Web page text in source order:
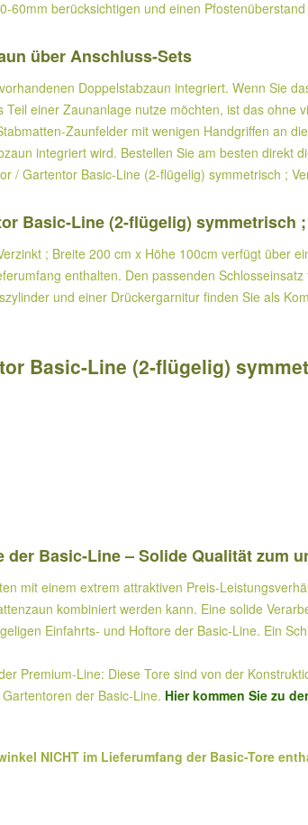
berücksichtigen und einen
über Anschluss-Sets
Doppelstabzaun integriert. Wenn Sie
einer Zaunanlage nutze möchten, ist das ohne
Zaunfelder mit wenigen Handgriffen an
integriert wird. Bestellen Sie am besten direkt
/ Gartentor Basic-Line (2-flügelig) symmetrisch ;
Basic-Line (2-flügelig) symmetrisch
; Breite 200 cm x Höhe 100cm verfügt über
enthalten. Den passenden
und einer Drückergarnitur finden Sie als
Basic-Line (2-flügelig)
Basic-Line – Solide Qualität zum
mit einem extrem attraktiven Preis-
kombiniert werden kann. Eine solide
Einfahrts- und Hoftore der Basic-Line. Ein
Premium-Line: Diese Tore sind von der
der Basic-Line. Hier kommen Sie zu
NICHT im Lieferumfang der Basic-Tore